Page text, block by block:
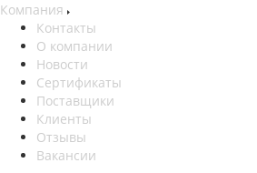
Компания
Контакты
О компании
Новости
Сертификаты
Поставщики
Клиенты
Отзывы
Вакансии